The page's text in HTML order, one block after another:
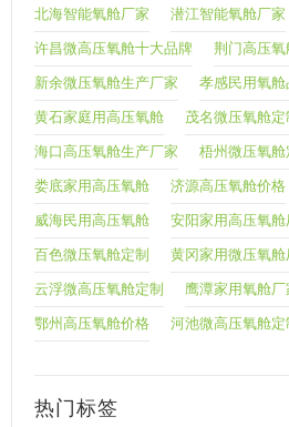
北海智能氧舱厂家 潜江智能氧舱厂家
许昌微高压氧舱十大品牌 荆门高压氧
新余微压氧舱生产厂家 孝感民用氧舱
黄石家庭用高压氧舱 茂名微压氧舱定
海口高压氧舱生产厂家 梧州微压氧舱
娄底家用高压氧舱 济源高压氧舱价格
威海民用高压氧舱 安阳家用高压氧舱
百色微压氧舱定制 黄冈家用微压氧舱
云浮微高压氧舱定制 鹰潭家用氧舱厂
鄂州高压氧舱价格 河池微高压氧舱定
热门标签